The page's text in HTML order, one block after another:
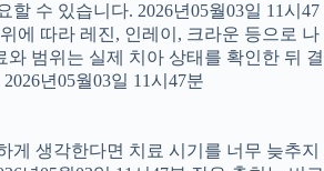
할 수 있습니다. 2026년05월03일 11시47
에 따라 레진, 인레이, 크라운 등으로 나
와 범위는 실제 치아 상태를 확인한 뒤 결
년05월03일 11시47분
게 생각한다면 치료 시기를 너무 늦추지